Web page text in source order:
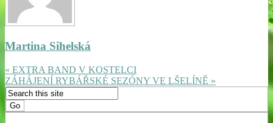
Martina Sihelská
« EXTRA BAND V KOSTELCI
ZÁHÁJENÍ RYBÁŘSKÉ SEZÓNY VE LŠELÍNĚ »